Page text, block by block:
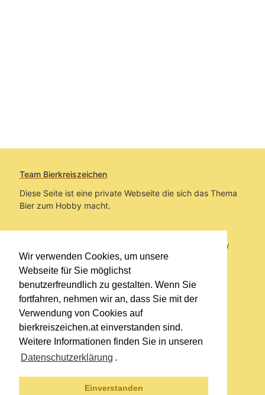
Wir verwenden Cookies, um unsere
Webseite für Sie möglichst
benutzerfreundlich zu gestalten. Wenn Sie
fortfahren, nehmen wir an, dass Sie mit der
Verwendung von Cookies auf
bierkreiszeichen.at einverstanden sind.
Weitere Informationen finden Sie in unseren
Datenschutzerklärung .
Einverstanden
Team Bierkreiszeichen
Diese Seite ist eine private Webseite die sich das Thema
Bier zum Hobby macht.
Sie befinden sich auf https://www.bierkreiszeichen.at/
im Pfad:Bierkreiszeichen/Gesammelte Biere
Erstellt: 2026-08-07
Links
Impressum
Datenschutzerklärung